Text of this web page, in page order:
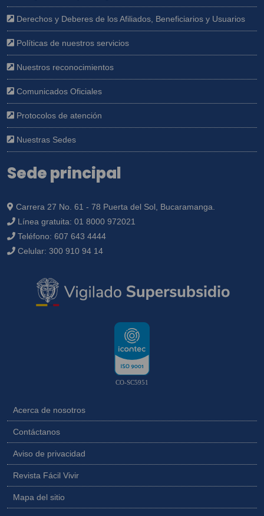
Derechos y Deberes de los Afiliados, Beneficiarios y Usuarios
Políticas de nuestros servicios
Nuestros reconocimientos
Comunicados Oficiales
Protocolos de atención
Nuestras Sedes
Sede principal
Carrera 27 No. 61 - 78 Puerta del Sol, Bucaramanga.
Línea gratuita: 01 8000 972021
Teléfono: 607 643 4444
Celular: 300 910 94 14
CO-SC5951
Acerca de nosotros
Contáctanos
Aviso de privacidad
Revista Fácil Vivir
Mapa del sitio